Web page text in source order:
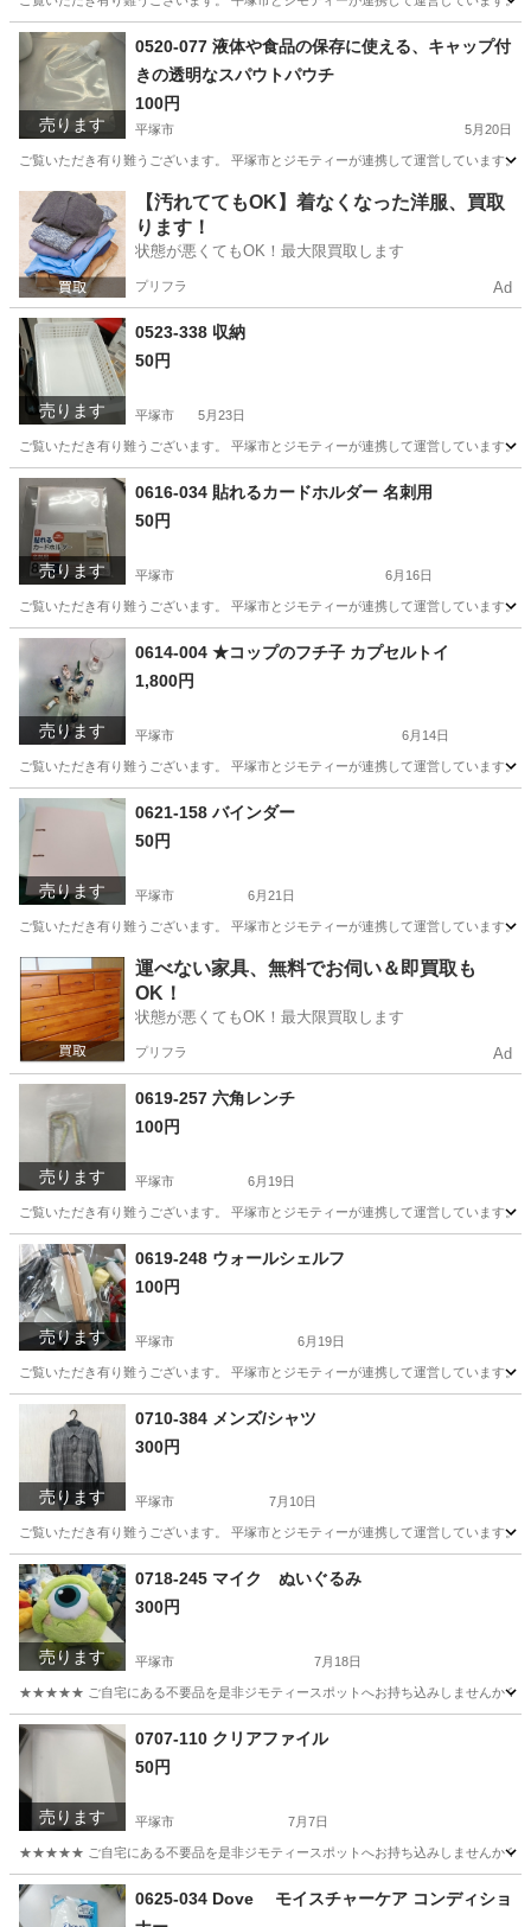
神奈川 平塚市 スポーツ リユース
売ります
0520-077 液体や食品の保存に使える、キャップ付
きの透明なスパウトパウチ
100円
平塚市 5月20日
ご覧いただき有り難うございます。 平塚市とジモティーが連携して運営していま
神奈川 平塚市 生活雑貨
【汚れててもOK】着なくなった洋服、買取
ります！
状態が悪くてもOK！最大限買取します
プリフラ Ad
売ります
0523-338 収納
50円
平塚市 5月23日
ご覧いただき有り難うございます。 平塚市とジモティーが連携して運営していま
神奈川 平塚市 生活雑貨
売ります
0616-034 貼れるカードホルダー 名刺用
50円
平塚市 6月16日
ご覧いただき有り難うございます。 平塚市とジモティーが連携して運営していま
神奈川 平塚市 インテリア雑貨/小物 リユース
売ります
0614-004 ★コップのフチ子 カプセルトイ
1,800円
平塚市 6月14日
ご覧いただき有り難うございます。 平塚市とジモティーが連携して運営していま
神奈川 平塚市 カプセルトイ
売ります
0621-158 バインダー
50円
平塚市 6月21日
ご覧いただき有り難うございます。 平塚市とジモティーが連携して運営していま
神奈川 平塚市 収納家具 リユース
運べない家具、無料でお伺い＆即買取も
OK！
状態が悪くてもOK！最大限買取します
プリフラ Ad
売ります
0619-257 六角レンチ
100円
平塚市 6月19日
ご覧いただき有り難うございます。 平塚市とジモティーが連携して運営していま
神奈川 平塚市
売ります
0619-248 ウォールシェルフ
100円
平塚市 6月19日
ご覧いただき有り難うございます。 平塚市とジモティーが連携して運営していま
神奈川 平塚市 リユース
売ります
0710-384 メンズ/シャツ
300円
平塚市 7月10日
ご覧いただき有り難うございます。 平塚市とジモティーが連携して運営していま
神奈川 平塚市 リユース
売ります
0718-245 マイク ぬいぐるみ
300円
平塚市 7月18日
★★★★★ ご自宅にある不要品を是非ジモティースポットへお持ち込みしませんか？
神奈川 平塚市
売ります
0707-110 クリアファイル
50円
平塚市 7月7日
★★★★★ ご自宅にある不要品を是非ジモティースポットへお持ち込みしませんか？
神奈川 平塚市 クリアファイル
0625-034 Dove モイスチャーケア コンディショ